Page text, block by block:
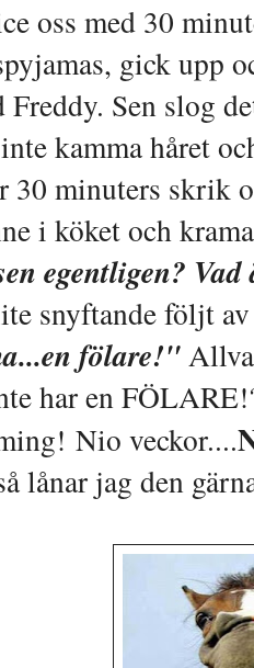
oss med 30
gick upp
Freddy. Sen slog
kamma håret
30 minuters skrik
i köket och
egentligen?
snyftande följt av
fölare!"
har en
Nio veckor....
lånar jag den